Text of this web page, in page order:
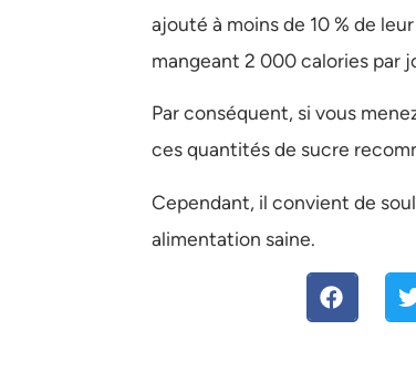
ajouté à moins de 10 % de
mangeant 2 000 calories par
Par conséquent, si vous
ces quantités de sucre
Cependant, il convient de
alimentation saine.